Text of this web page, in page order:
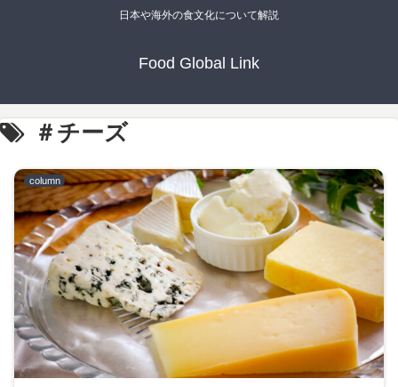
日本や海外の食文化について解説
Food Global Link
＃チーズ
column